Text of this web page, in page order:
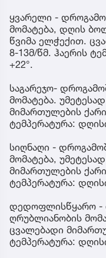
ყვარელი -
მომატება, დღის
წვიმა ელჭექით.
8-13მ/წმ. ჰაერის
+22°.
საგარეჯო-
მომატება.
მიმართულების
ტემპერატურა:
სიღნაღი -
მომატება,
მიმართულების
ტემპერატურა:
დედოფლისწყარო -
ღრუბლიანობის
ცვალებადი
ტემპერატურა: